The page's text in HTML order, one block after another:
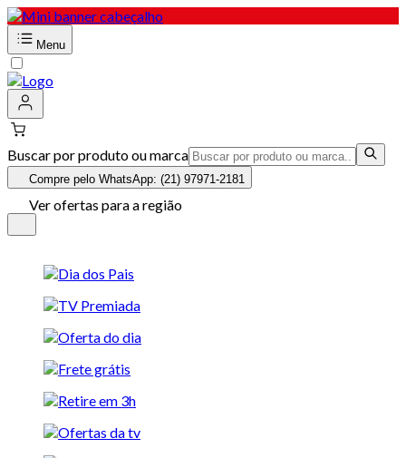
Menu
Buscar por produto ou marca
Compre pelo WhatsApp: (21) 97971-2181
Ver ofertas para a região